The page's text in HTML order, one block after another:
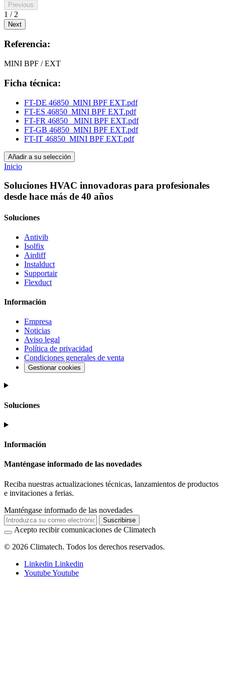
Previous
1 / 2
Next
Referencia:
MINI BPF / EXT
Ficha técnica:
FT-DE 46850_MINI BPF EXT.pdf
FT-ES 46850_MINI BPF EXT.pdf
FT-FR 46850_ MINI BPF EXT.pdf
FT-GB 46850_MINI BPF EXT.pdf
FT-IT 46850_MINI BPF EXT.pdf
Añadir a su selección
Inicio
Soluciones HVAC innovadoras para profesionales
desde hace más de 40 años
Soluciones
Antivib
Isolfix
Airdiff
Instalduct
Supportair
Flexduct
Información
Empresa
Noticias
Aviso legal
Política de privacidad
Condiciones generales de venta
Gestionar cookies
Soluciones
Información
Manténgase informado de las novedades
Reciba nuestras actualizaciones técnicas, lanzamientos de productos
e invitaciones a ferias.
Manténgase informado de las novedades
Suscribirse
Acepto recibir comunicaciones de Climatech
© 2026 Climatech. Todos los derechos reservados.
Linkedin Linkedin
YoutubeYoutube